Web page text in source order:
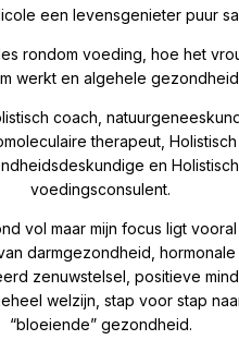
een levensgenieter puur
rondom voeding, hoe het
werkt en algehele
coach,
therapeut, Holistisch
en Holistisch
voedingsconsulent.
vol maar mijn focus ligt
darmgezondheid, hormonale
zenuwstelsel, positieve
welzijn, stap voor stap
“bloeiende” gezondheid.